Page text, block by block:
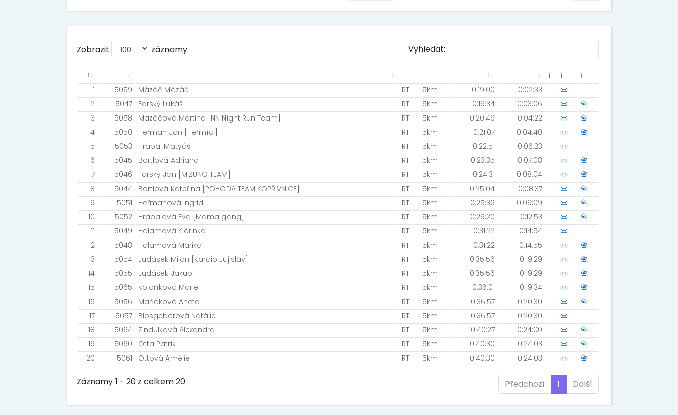
Zobrazit záznamy Vyhledat:
ℹ ℹ
ℹ
1
5059 Mázáč Mázáč RT 5km 0:19:00 0:02:33
📜
2
5047 Farský Lukáš RT 5km 0:19:34 0:03:06 📜
📇
3
5058 Mazáčová Martina [NN Night Run Team] RT 5km 0:20:49 0:04:22 📜
📇
4
5050 Heřman Jan [Heřmíci] RT 5km 0:21:07 0:04:40 📜
📇
5
5053 Hrabal Matyáš RT 5km 0:22:51 0:06:23
📜
6
5045 Bortlová Adriana RT 5km 0:23:35 0:07:08 📜
📇
7
5046 Farský Jan [MIZUNO TEAM] RT 5km 0:24:31 0:08:04 📜
📇
8
5044 Bortlová Kateřina [POHODA TEAM KOPŘIVNICE] RT 5km 0:25:04 0:08:37 📜
📇
9
5051 Heřmanová Ingrid RT 5km 0:25:36 0:09:09 📜
📇
10
5052 Hrabalová Eva [Mama gang] RT 5km 0:29:20 0:12:53 📜
📇
11
5049 Halamová Klárinka RT 5km 0:31:22 0:14:54
📜
12
5048 Halamová Marika RT 5km 0:31:22 0:14:55 📜
📇
13
5054 Judásek Milan [Kardio Jujislav] RT 5km 0:35:56 0:19:29 📜
📇
14
5055 Judásek Jakub RT 5km 0:35:56 0:19:29 📜
📇
15
5065 Kolaříková Marie RT 5km 0:36:01 0:19:34 📜
📇
16
5056 Maňáková Aneta RT 5km 0:36:57 0:20:30 📜
📇
17
5057 Blosgeberová Natálie RT 5km 0:36:57 0:20:30
📜
18
5064 Zindulková Alexandra RT 5km 0:40:27 0:24:00 📜
📇
19
5060 Otta Patrik RT 5km 0:40:30 0:24:03 📜
📇
20
5061 Ottová Amélie RT 5km 0:40:30 0:24:03 📜 📇
Záznamy 1 - 20 z celkem 20 Předchozí 1 Další